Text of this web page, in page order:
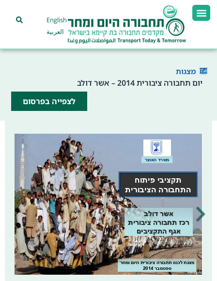
English
العربية
מצגות
יום תחבורה ציבורית 2014 – אשר דולב
לצפייה בפרסום